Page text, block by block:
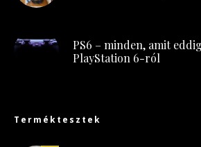
PS6 – minden, amit
PlayStation 6-ról
Terméktesztek